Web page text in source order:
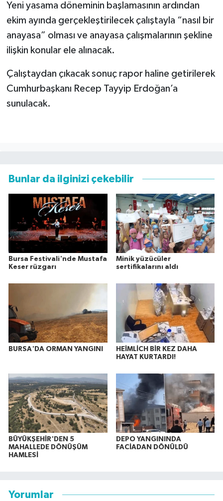
Yeni yasama döneminin başlamasının ardından
ekim ayında gerçekleştirilecek çalıştayla “nasıl bir
anayasa” olması ve anayasa çalışmalarının şekline
ilişkin konular ele alınacak.
Çalıştaydan çıkacak sonuç rapor haline getirilerek
Cumhurbaşkanı Recep Tayyip Erdoğan’a
sunulacak.
Bunlar da ilginizi çekebilir
Bursa Festivali'nde Mustafa
Keser rüzgarı
Minik yüzücüler
sertifikalarını aldı
BURSA'DA ORMAN YANGINI
HEİMLİCH BİR KEZ DAHA
HAYAT KURTARDI!
BÜYÜKŞEHİR'DEN 5
MAHALLEDE DÖNÜŞÜM
HAMLESİ
DEPO YANGININDA
FACİADAN DÖNÜLDÜ
Yorumlar